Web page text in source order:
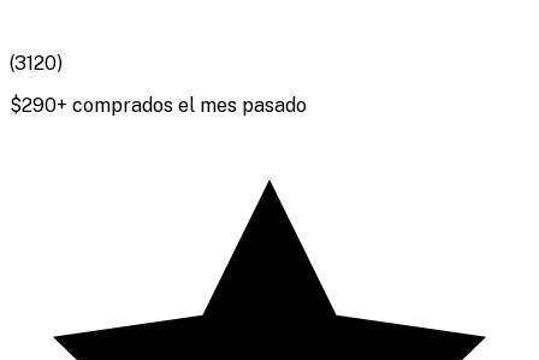
(3120)
$290+ comprados el mes pasado